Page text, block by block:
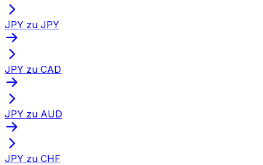
JPY zu JPY
JPY zu CAD
JPY zu AUD
JPY zu CHF